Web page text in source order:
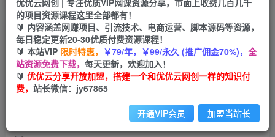
轻松日入400+的长期项目，全网首发，新手小白
都可月入过万！
优优云网创
2年前发布
关注 私信
701 164
的项目资源课程这里全部都有！
🔰 内容涵盖网赚项目、引流技术、电商运营、脚本源码等资源，
每日稳定更新20-30优质付费资源课程！
🔰 本站VIP 限时特惠， ￥79/年，￥99/永久 (推广佣金70%)， 全
站资源免费下载， 每天更新，欢迎加入！
🔰 优优云分享开放加盟，搭建一个和优优云网创一样的知识付
费， 站长微信：jy67865
开通VIP会员 加盟当站长